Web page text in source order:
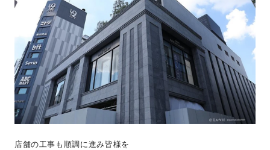
店舗の工事も順調に進み皆様を